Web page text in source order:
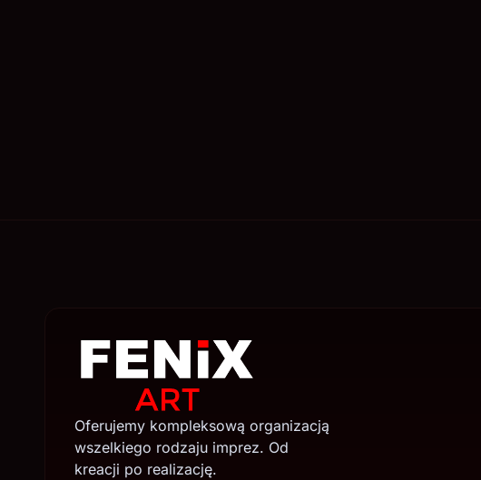
Oferujemy kompleksową organizacją
wszelkiego rodzaju imprez. Od
kreacji po realizację.